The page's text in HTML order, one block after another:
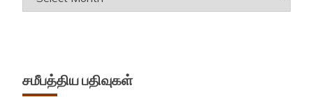
சமீபத்திய பதிவுகள்